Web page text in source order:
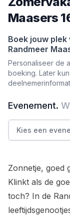
Maasers
Boek jouw plek
Randmeer
Personaliseer de
boeking. Later
Evenement.
Kies een
Zonnetje, goed
Klinkt als de
toch? In de